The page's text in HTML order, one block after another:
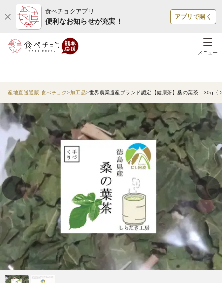
食べチョクアプリ
便利なお知らせが充実！
アプリで開く
メニュー
産地直送通販 食べチョク 加工品 世界農業遺産ブランド認定【健康茶】桑の葉茶 30g〈